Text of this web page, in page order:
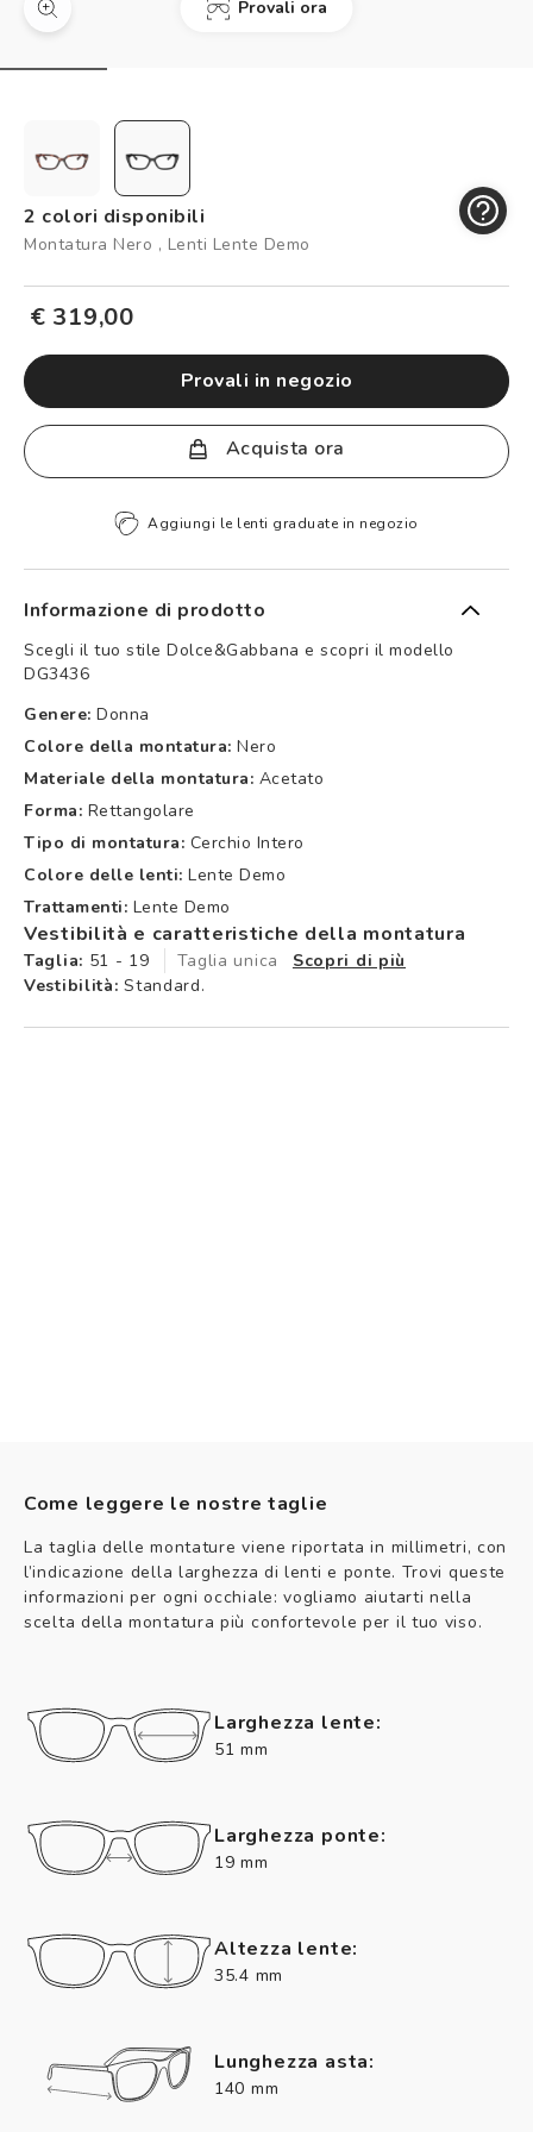
Prenota un test della vista gratuito
Controllo visivo
Carta fedeltà
Provali ora
2 colori disponibili
Montatura Nero , Lenti Lente Demo
€ 319,00
provali in negozio
Acquista ora
Aggiungi le lenti graduate in negozio
Informazione di prodotto
Scegli il tuo stile Dolce&Gabbana e scopri il modello
DG3436
Genere: Donna
Colore della montatura: Nero
Materiale della montatura: Acetato
Forma: Rettangolare
Tipo di montatura: Cerchio Intero
Colore delle lenti: Lente Demo
Trattamenti: Lente Demo
Vestibilità e caratteristiche della montatura
Taglia: 51 - 19 Taglia unica
Scopri di più
Vestibilità: Standard.
Come leggere le nostre taglie
La taglia delle montature viene riportata in millimetri, con
l’indicazione della larghezza di lenti e ponte. Trovi queste
informazioni per ogni occhiale: vogliamo aiutarti nella
scelta della montatura più confortevole per il tuo viso.
Larghezza lente:
51 mm
Larghezza ponte:
19 mm
Altezza lente:
35.4 mm
Lunghezza asta:
140 mm